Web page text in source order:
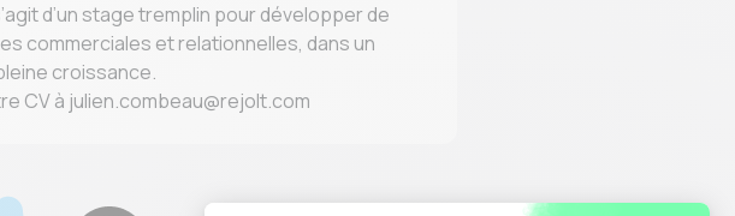
d’un stage tremplin pour développer de
commerciales et relationnelles, dans un
croissance.
CV à julien.combeau@rejolt.com